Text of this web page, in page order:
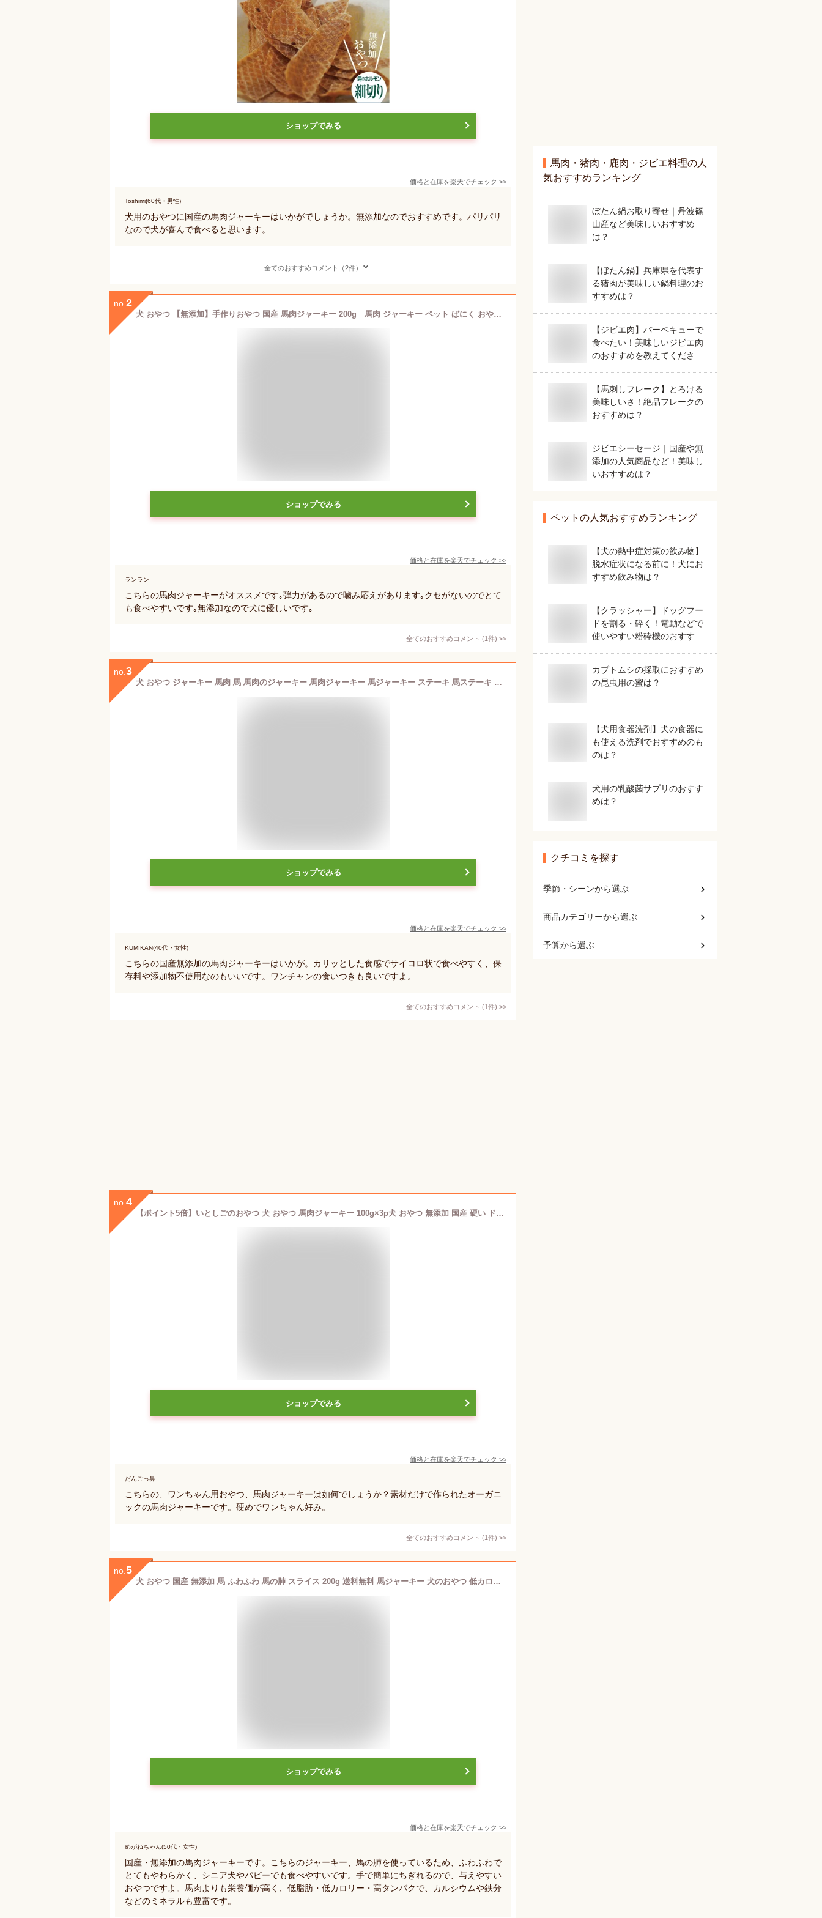
ショップでみる
価格と在庫を楽天でチェック >>
Toshimi(60代・男性)
犬用のおやつに国産の馬肉ジャーキーはいかがでしょうか。無添加なのでおすすめです。パリパリ
なので犬が喜んで食べると思います。
全てのおすすめコメント（2件）
no. 2
犬 おやつ 【無添加】手作りおやつ 国産 馬肉ジャーキー 200g 馬肉 ジャーキー ペット ばにく おやつ【DBP】
ショップでみる
価格と在庫を楽天でチェック >>
ランラン
こちらの馬肉ジャーキーがオススメです｡弾力があるので噛み応えがあります｡クセがないのでとて
も食べやすいです｡無添加なので犬に優しいです｡
全てのおすすめコメント (1件) >
no. 3
犬 おやつ ジャーキー 馬肉 馬 馬肉のジャーキー 馬肉ジャーキー 馬ジャーキー ステーキ 馬ステーキ サイコロステーキ 国産 無添加 CoKoオリジナル 犬おやつ カリっと 馬肉ステーキ 国産 (40g) horse meat steak for dogs【店舗受取り可能】
ショップでみる
価格と在庫を楽天でチェック >>
KUMIKAN(40代・女性)
こちらの国産無添加の馬肉ジャーキーはいかが。カリッとした食感でサイコロ状で食べやすく、保
存料や添加物不使用なのもいいです。ワンチャンの食いつきも良いですよ。
全てのおすすめコメント (1件) >
no. 4
【ポイント5倍】いとしごのおやつ 犬 おやつ 馬肉ジャーキー 100g×3p犬 おやつ 無添加 国産 硬い ドッグフード シニア アレルギー サンプル グルテンフリー グレインフリー ペットフード dog
ショップでみる
価格と在庫を楽天でチェック >>
だんごっ鼻
こちらの、ワンちゃん用おやつ、馬肉ジャーキーは如何でしょうか？素材だけで作られたオーガニ
ックの馬肉ジャーキーです。硬めでワンちゃん好み。
全てのおすすめコメント (1件) >
no. 5
犬 おやつ 国産 無添加 馬 ふわふわ 馬の肺 スライス 200g 送料無料 馬ジャーキー 犬のおやつ 低カロリー 低脂肪 高たんぱく いぬ ドックフード グッズ ペット ご褒美 フード プレゼント ペット用 元気のたね
ショップでみる
価格と在庫を楽天でチェック >>
めがねちゃん(50代・女性)
国産・無添加の馬肉ジャーキーです。こちらのジャーキー、馬の肺を使っているため、ふわふわで
とてもやわらかく、シニア犬やパピーでも食べやすいです。手で簡単にちぎれるので、与えやすい
おやつですよ。馬肉よりも栄養価が高く、低脂肪・低カロリー・高タンパクで、カルシウムや鉄分
などのミネラルも豊富です。
馬肉・猪肉・鹿肉・ジビエ料理の人
気おすすめランキング
ぼたん鍋お取り寄せ｜丹波篠
山産など美味しいおすすめ
は？
【ぼたん鍋】兵庫県を代表す
る猪肉が美味しい鍋料理のお
すすめは？
【ジビエ肉】バーベキューで
食べたい！美味しいジビエ肉
のおすすめを教えてくださ
【馬刺しフレーク】とろける
美味しいさ！絶品フレークの
おすすめは？
ジビエシーセージ｜国産や無
添加の人気商品など！美味し
いおすすめは？
ペット の人気おすすめランキング
【犬の熱中症対策の飲み物】
脱水症状になる前に！犬にお
すすめ飲み物は？
【クラッシャー】ドッグフー
ドを割る・砕く！電動などで
使いやすい粉砕機のおすすめ
カブトムシの採取におすすめ
の昆虫用の蜜は？
【犬用食器洗剤】犬の食器に
も使える洗剤でおすすめのも
のは？
犬用の乳酸菌サプリのおすす
めは？
クチコミを探す
季節・シーンから選ぶ
商品カテゴリーから選ぶ
予算から選ぶ